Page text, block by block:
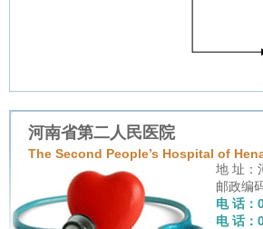
河南省第二人民医院
The Second People’s Hospital of
地 址：
邮政编
电 话：
电 话：